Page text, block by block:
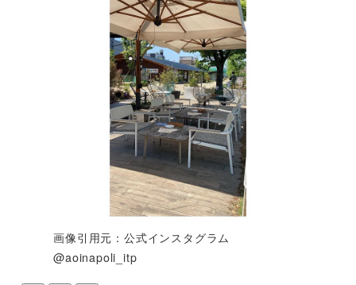
画像引用元：公式インスタグラム
@aoinapoli_itp